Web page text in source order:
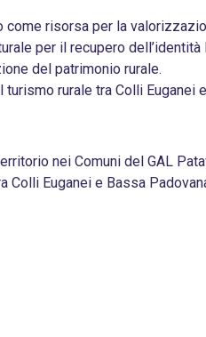
risorsa per la
per il recupero dell’identità
del patrimonio rurale.
rurale tra Colli Euganei
nei Comuni del GAL
Colli Euganei e Bassa